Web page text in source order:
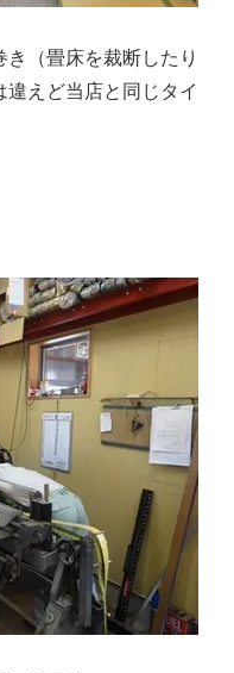
（畳床を裁断したり
えど当店と同じタイ